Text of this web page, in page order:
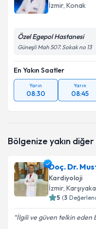
İzmir, Konak
Özel Egepol Hastanesi
Güneşli Mah 507. Sokak no 13
En Yakın Saatler
Yarın
08:30
Yarın
08:45
Bölgenize yakın
Doç. Dr.
Kardiyoloji
İzmir, Karşıyaka
5 (3
İlgili ve güven telkin eden